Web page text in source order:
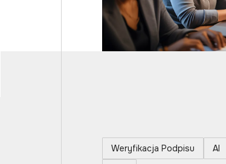
Weryfikacja Podpisu AI